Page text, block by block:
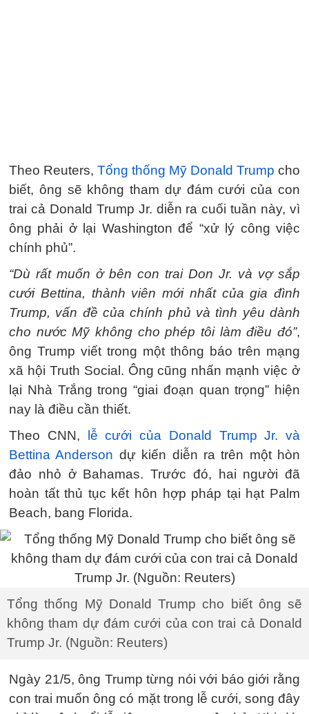
Theo Reuters, Tổng thống Mỹ Donald Trump cho
biết, ông sẽ không tham dự đám cưới của con
trai cả Donald Trump Jr. diễn ra cuối tuần này, vì
ông phải ở lại Washington để “xử lý công việc
chính phủ”.
“Dù rất muốn ở bên con trai Don Jr. và vợ sắp
cưới Bettina, thành viên mới nhất của gia đình
Trump, vấn đề của chính phủ và tình yêu dành
cho nước Mỹ không cho phép tôi làm điều đó”,
ông Trump viết trong một thông báo trên mạng
xã hội Truth Social. Ông cũng nhấn mạnh việc ở
lại Nhà Trắng trong “giai đoạn quan trọng” hiện
nay là điều cần thiết.
Theo CNN,
lễ cưới của Donald Trump Jr. và
Bettina Anderson dự kiến diễn ra trên một hòn
đảo nhỏ ở Bahamas. Trước đó, hai người đã
hoàn tất thủ tục kết hôn hợp pháp tại hạt Palm
Beach, bang Florida.
Tổng thống Mỹ Donald Trump cho biết ông sẽ
không tham dự đám cưới của con trai cả Donald
Trump Jr. (Nguồn: Reuters)
Ngày 21/5, ông Trump từng nói với báo giới rằng
con trai muốn ông có mặt trong lễ cưới, song đây